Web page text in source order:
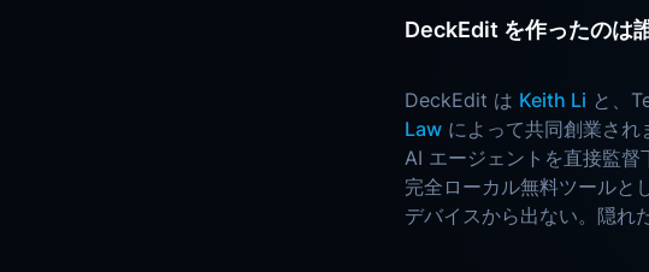
DeckEdit を作ったのは
DeckEdit は Keith Li と、
Law によって共同創業され
AI エージェントを直接監
完全ローカル無料ツールと
デバイスから出ない。隠れ